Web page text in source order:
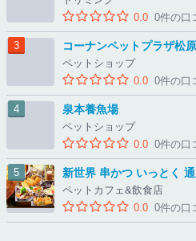
0.0 0件の口
コーナンペットプラザ松
ペットショップ
0.0 0件の口
泉本養魚場
ペットショップ
0.0 0件の口
新世界 串かつ いっとく
ペットカフェ&飲食店
0.0 0件の口